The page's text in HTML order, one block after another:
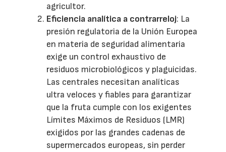
agricultor.
Eficiencia analítica a contrarreloj: La
presión regulatoria de la Unión Europea
en materia de seguridad alimentaria
exige un control exhaustivo de
residuos microbiológicos y plaguicidas.
Las centrales necesitan analíticas
ultra veloces y fiables para garantizar
que la fruta cumple con los exigentes
Límites Máximos de Residuos (LMR)
exigidos por las grandes cadenas de
supermercados europeas, sin perder